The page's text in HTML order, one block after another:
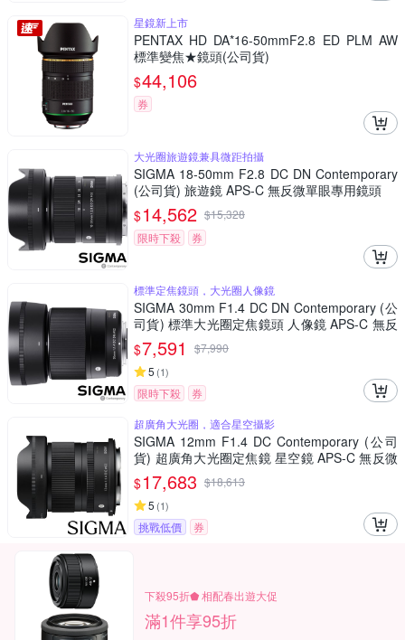
星鏡新上市
PENTAX HD DA*16-50mmF2.8 ED PLM AW
標準變焦★鏡頭(公司貨)
$44,106
券
大光圈旅遊鏡兼具微距拍攝
SIGMA 18-50mm F2.8 DC DN Contemporary
(公司貨) 旅遊鏡 APS-C 無反微單眼專用鏡頭
$14,562 $15,328
限時下殺
券
標準定焦鏡頭，大光圈人像鏡
SIGMA 30mm F1.4 DC DN Contemporary (公
司貨) 標準大光圈定焦鏡頭 人像鏡 APS-C 無反
微單眼專用鏡頭
$7,591 $7,990
5 (1)
限時下殺
券
超廣角大光圈，適合星空攝影
SIGMA 12mm F1.4 DC Contemporary (公司
貨) 超廣角大光圈定焦鏡 星空鏡 APS-C 無反微
單眼專用鏡頭
$17,683 $18,613
5 (1)
挑戰低價 券
下殺95折⬟ 相配春出遊大促
滿1件享95折